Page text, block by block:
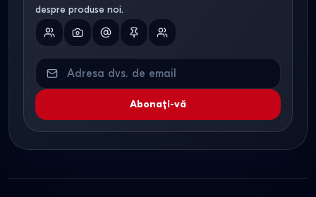
despre produse noi.
Abonați-vă